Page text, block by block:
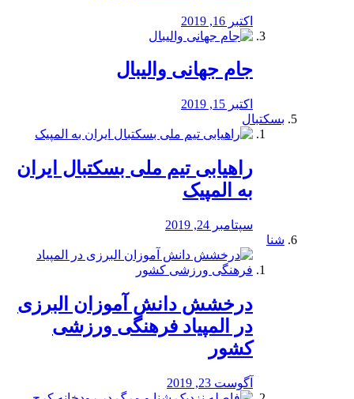
اکتبر 16, 2019
جام جهانی والیبال
اکتبر 15, 2019
بسکتبال
راهیابی تیم ملی بسکتبال ایران
به المپیک
سپتامبر 24, 2019
شنا
درخشش دانش آموزان البرزی
در المپیاد فرهنگی ورزشی
کشور
آگوست 23, 2019